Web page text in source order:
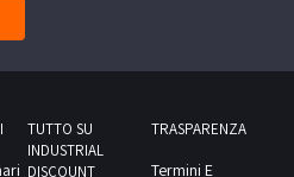
TUTTO SU
INDUSTRIAL
DISCOUNT
TRASPARENZA
Termini E